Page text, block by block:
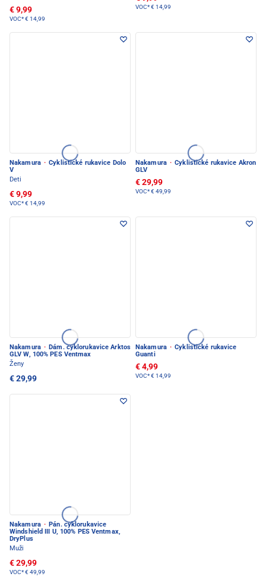
€ 9,99
VOC*€ 14,99
VOC*€ 14,99
Nakamura · Cyklistické rukavice Dolo
V
Deti
€ 9,99
VOC*€ 14,99
Nakamura · Cyklistické rukavice Akron
GLV
€ 29,99
VOC*€ 49,99
Nakamura · Dám. cyklorukavice Arktos
GLV W, 100% PES Ventmax
Ženy
€ 29,99
Nakamura · Cyklistické rukavice
Guanti
€ 4,99
VOC*€ 14,99
Nakamura · Pán. cyklorukavice
Windshield III U, 100% PES Ventmax,
DryPlus
Muži
€ 29,99
VOC*€ 49,99